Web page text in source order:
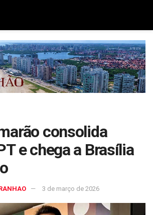
consolida
e chega a Brasília
3 de março de 2026